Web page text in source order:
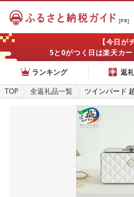
[PR]
【今日が
5と0がつく日は楽天カ
ランキング
返
TOP
全返礼品一覧
ツインバード
音波洗浄 メガ
サリー 家電 コ
チ式 アクセサ
TWINBIRD 新